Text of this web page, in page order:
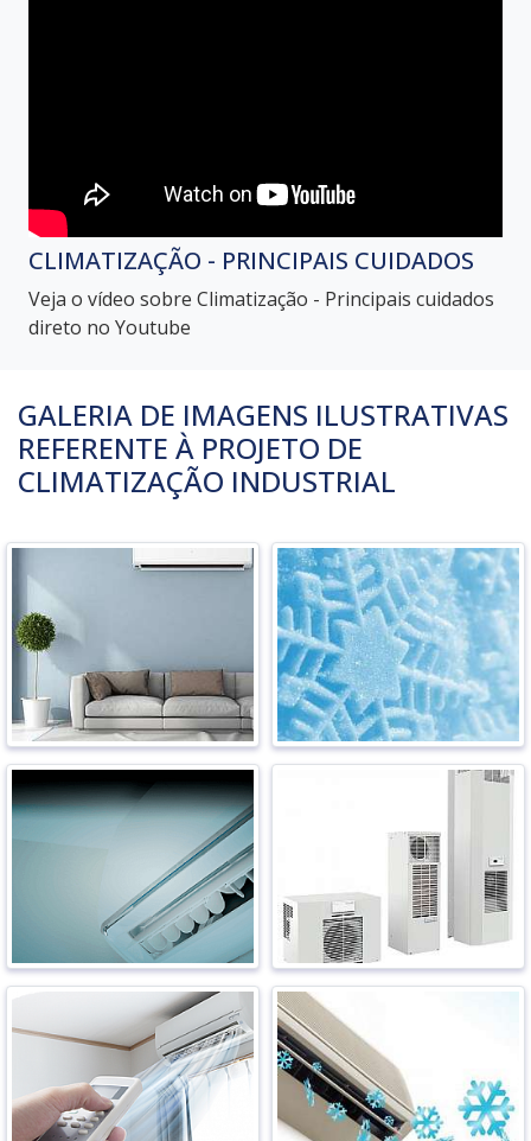
CLIMATIZAÇÃO - PRINCIPAIS CUIDADOS
Veja o vídeo sobre Climatização - Principais cuidados
direto no Youtube
GALERIA DE IMAGENS ILUSTRATIVAS
REFERENTE À PROJETO DE
CLIMATIZAÇÃO INDUSTRIAL